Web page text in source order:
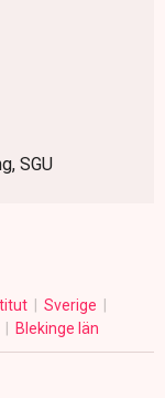
SGU
Sverige
Blekinge län